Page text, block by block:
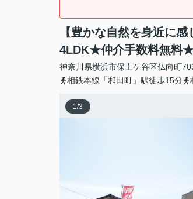
【豊かな自然を身近に
4LDK★仲介手数料無料
神奈川県横浜市保土ケ谷区仏向町
相鉄本線「和田町」駅徒歩15分
1/3